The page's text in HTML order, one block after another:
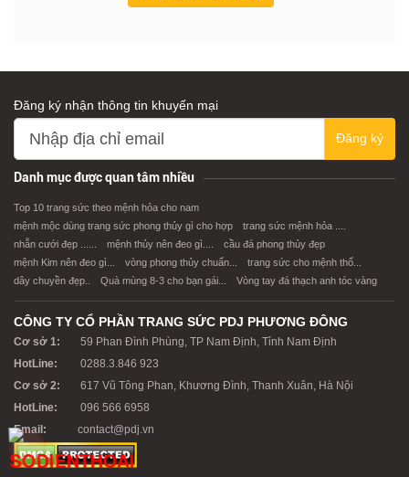
Đăng ký nhận thông tin khuyến mại
Đăng ký
Danh mục được quan tâm nhiều
Top 10 trang sức theo mệnh hỏa cho nam
mệnh mộc dùng trang sức phong thủy gì cho hợp
trang sức mệnh hỏa ....
nhẫn cưới đẹp ......
mệnh thủy nên đeo gì....
cầu đá phong thủy đẹp
mệnh Kim nên đeo gì...
vòng phong thủy chuẩn...
trang sức cho mệnh thổ...
dây chuyền đẹp..
Quà mùng 8-3 cho bạn gái... Vòng tay đá thạch anh tóc vàng
CÔNG TY CỔ PHẦN TRANG SỨC PDJ PHƯƠNG ĐÔNG
Cơ sở 1:
59 Phan Đình Phùng, TP Nam Định, Tỉnh Nam Định
HotLine:
0288.3.846 923
Cơ sở 2:
617 Vũ Tông Phan, Khương Đình, Thanh Xuân, Hà Nội
HotLine:
096 566 6958
Email:
contact@pdj.vn